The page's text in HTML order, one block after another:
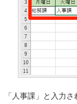
「人事課」と入力さ